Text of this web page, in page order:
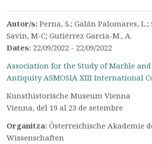
Autor/s:Perna, S.; Galán Palomares,
Savin, M-C; Gutiérrez Garcia-M., A.
Dates: 22/09/2022 - 22/09/2022
Association for the Study of Marble
Antiquity ASMOSIA XIII International
Kunsthistorische Museum Vienna
Vienna, del 19 al 23 de setembre
Organitza:Österreichische Akademie
Wissenschaften